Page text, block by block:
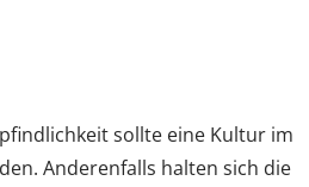
sollte eine Kultur im
Anderenfalls halten sich die